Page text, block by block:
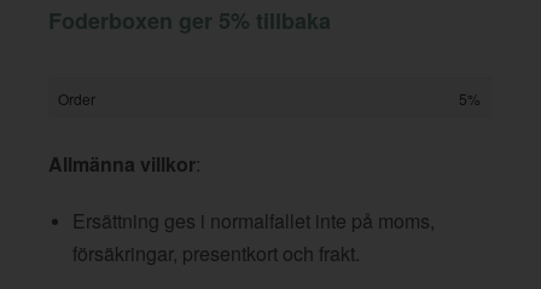
Foderboxen ger 5% tillbaka
Order 5%
Allmänna villkor:
Ersättning ges i normalfallet inte på moms,
försäkringar, presentkort och frakt.